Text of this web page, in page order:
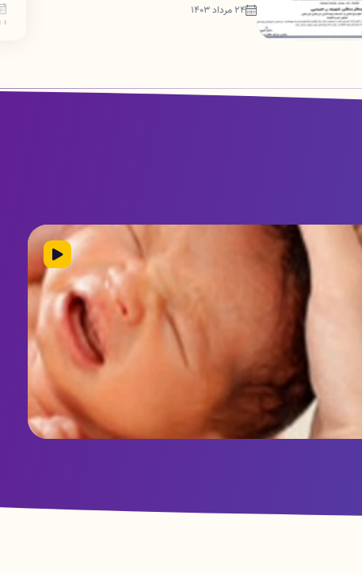
24 مرداد 1403